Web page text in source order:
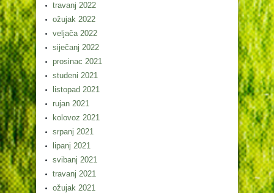
travanj 2022
ožujak 2022
veljača 2022
siječanj 2022
prosinac 2021
studeni 2021
listopad 2021
rujan 2021
kolovoz 2021
srpanj 2021
lipanj 2021
svibanj 2021
travanj 2021
ožujak 2021